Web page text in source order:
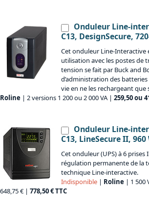
Onduleur Line-
C13, DesignSecure,
Cet onduleur Line-Interactive
utilisation avec les postes de
tension se fait par Buck and
d’administration des
vie en ne les rechargeant que
Roline | 2 versions 1 200 ou 2 000 VA | 259,50 ou
Onduleur Line-
C13, LineSecure II, 960
Cet onduleur (UPS) à 6 prises
régulation permanente de la
technique Line-interactive.
Indisponible | Roline | 1 500
648,75 € | 778,50 € TTC